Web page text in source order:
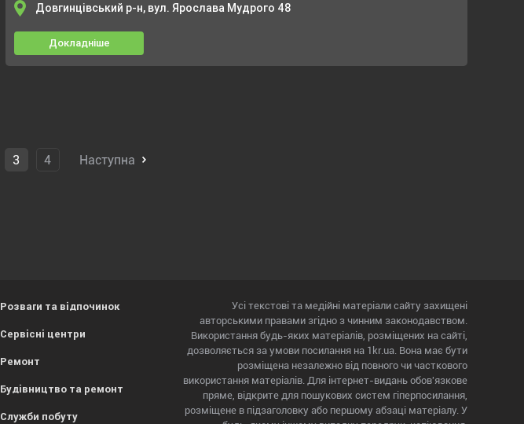
Довгинцівський р-н, вул. Ярослава Мудрого 48
Докладніше
3 4 Наступна
Розваги та відпочинок
Сервісні центри
Ремонт
Будівництво та ремонт
Служби побуту
Усі текстові та медійні матеріали сайту захищені
авторськими правами згідно з чинним законодавством.
Використання будь-яких матеріалів, розміщених на сайті,
дозволяється за умови посилання на 1kr.ua. Вона має бути
розміщена незалежно від повного чи часткового
використання матеріалів. Для інтернет-видань обов'язкове
пряме, відкрите для пошукових систем гіперпосилання,
розміщене в підзаголовку або першому абзаці матеріалу. У